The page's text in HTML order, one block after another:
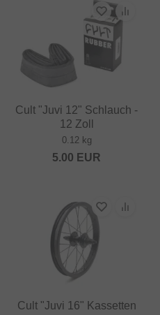
Cult "Juvi 12" Schlauch -
12 Zoll
0.12 kg
5.00 EUR
Cult "Juvi 16" Kassetten